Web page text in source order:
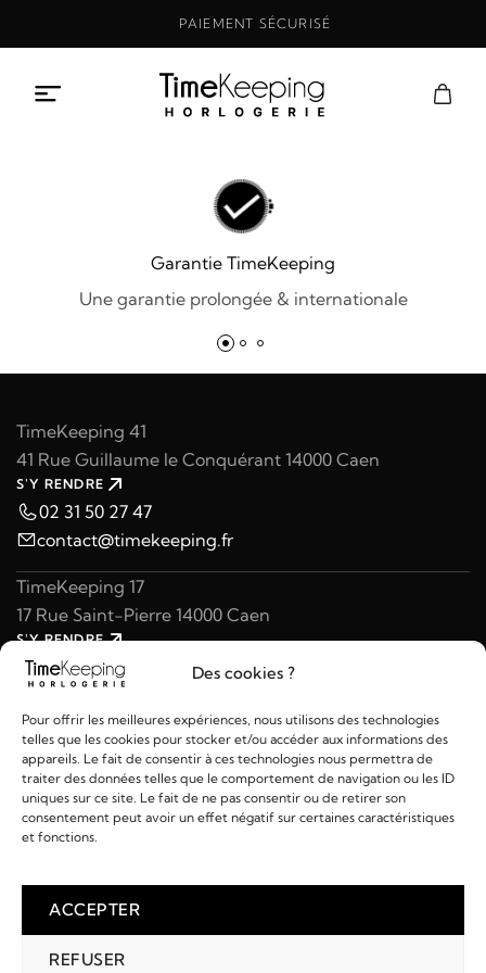
Des cookies ?
Pour offrir les meilleures expériences, nous utilisons des technologies
telles que les cookies pour stocker et/ou accéder aux informations des
appareils. Le fait de consentir à ces technologies nous permettra de
traiter des données telles que le comportement de navigation ou les ID
uniques sur ce site. Le fait de ne pas consentir ou de retirer son
consentement peut avoir un effet négatif sur certaines caractéristiques
et fonctions.
ACCEPTER
REFUSER
PAIEMENT SÉCURISÉ
Garantie TimeKeeping
Une garantie prolongée & internationale
TimeKeeping 41
41 Rue Guillaume le Conquérant 14000 Caen
S'Y RENDRE
02 31 50 27 47
contact@timekeeping.fr
TimeKeeping 17
17 Rue Saint-Pierre 14000 Caen
S'Y RENDRE
02 31 47 49 97
contact@timekeeping.fr
Liens utiles
2026 © TIMEKEEPING - Réalisé par